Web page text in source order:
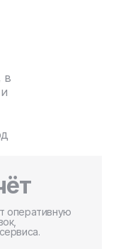
в
оперативную